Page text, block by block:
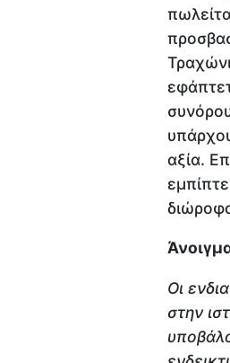
αξία.
Οι
στην